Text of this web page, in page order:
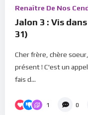
Renaître De Nos
Jalon 3 : Vis
31)
Cher frère, chère
présent ! C'est un
fais d...
1 0